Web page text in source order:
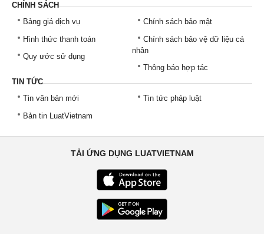
CHÍNH SÁCH
Bảng giá dịch vụ
Hình thức thanh toán
Quy ước sử dụng
Chính sách bảo mật
Chính sách bảo vệ dữ liệu cá
nhân
Thông báo hợp tác
TIN TỨC
Tin văn bản mới
Bản tin LuatVietnam
Tin tức pháp luật
TẢI ỨNG DỤNG LUATVIETNAM